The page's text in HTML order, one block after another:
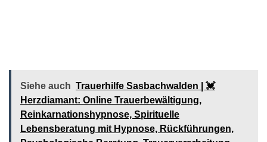
Siehe auch Trauerhilfe Sasbachwalden | 💓️️
Herzdiamant: Online Trauerbewältigung,
Reinkarnationshypnose, Spirituelle
Lebensberatung mit Hypnose, Rückführungen,